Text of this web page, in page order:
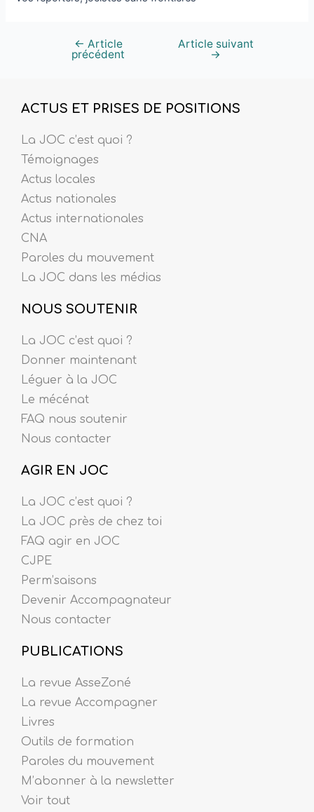
← Article
précédent
Article suivant
→
ACTUS ET PRISES DE POSITIONS
La JOC c’est quoi ?
Témoignages
Actus locales
Actus nationales
Actus internationales
CNA
Paroles du mouvement
La JOC dans les médias
NOUS SOUTENIR
La JOC c’est quoi ?
Donner maintenant
Léguer à la JOC
Le mécénat
FAQ nous soutenir
Nous contacter
AGIR EN JOC
La JOC c’est quoi ?
La JOC près de chez toi
FAQ agir en JOC
CJPE
Perm’saisons
Devenir Accompagnateur
Nous contacter
PUBLICATIONS
La revue AsseZoné
La revue Accompagner
Livres
Outils de formation
Paroles du mouvement
M’abonner à la newsletter
Voir tout